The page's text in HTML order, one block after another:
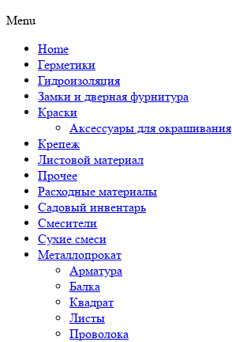
Menu
Home
Герметики
Гидроизоляция
Замки и дверная фурнитура
Краски
Аксессуары для окрашивания
Крепеж
Листовой материал
Прочее
Расходные материалы
Садовый инвентарь
Смесители
Сухие смеси
Металлопрокат
Арматура
Балка
Квадрат
Листы
Проволока